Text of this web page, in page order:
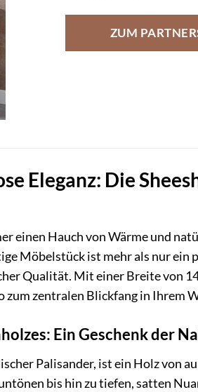
ZUM
Eleganz: Die
einen Hauch von Wärme und
Möbelstück ist mehr als nur
Qualität. Mit einer Breite von
zum zentralen Blickfang in Ihrem
Ein Geschenk der
Palisander, ist ein Holz
bis hin zu tiefen, satten